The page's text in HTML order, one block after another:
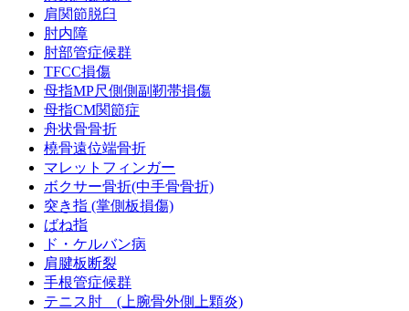
肩関節脱臼
肘内障
肘部管症候群
TFCC損傷
母指MP尺側側副靭帯損傷
母指CM関節症
舟状骨骨折
橈骨遠位端骨折
マレットフィンガー
ボクサー骨折(中手骨骨折)
突き指 (掌側板損傷)
ばね指
ド・ケルバン病
肩腱板断裂
手根管症候群
テニス肘 (上腕骨外側上顆炎)